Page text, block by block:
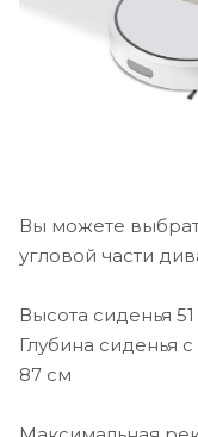
Вы можете
угловой части
Высота сиденья
Глубина сиденья
87 см